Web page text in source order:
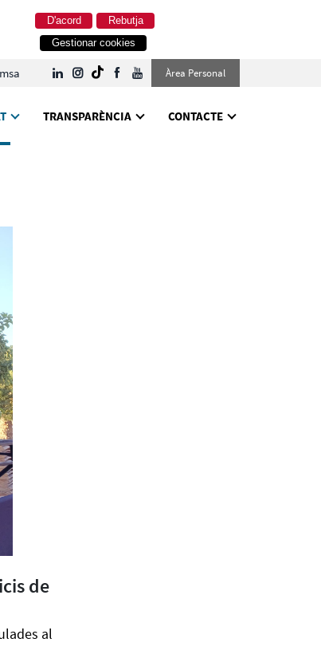
Rebutja
D'acord
Gestionar cookies
Àrea Personal
TRANSPARÈNCIA CONTACTE
de
al